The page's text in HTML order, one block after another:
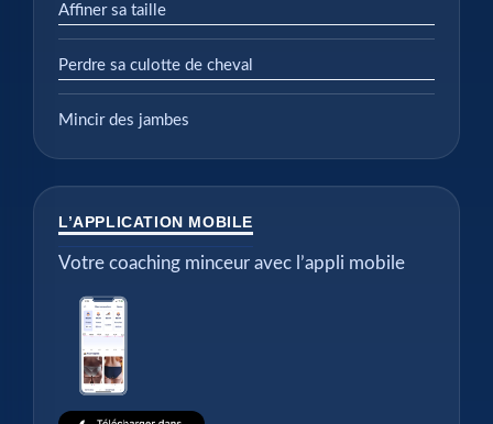
Affiner sa taille
Perdre sa culotte de cheval
Mincir des jambes
L’APPLICATION MOBILE
Votre coaching minceur avec l’appli mobile